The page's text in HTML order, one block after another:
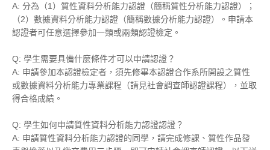
A: 分為（1）質性資料分析能力認證（簡稱質性分析能力認證）；
（2）數據資料分析能力認證（簡稱數據分析能力認證）。申請本
認證者可任意選擇參加一類或兩類認證檢定。
Q: 學生需要具備什麼條件才可以申請認證？
A: 申請參加本認證檢定者，須先修畢本認證合作系所開設之質性
或數據資料分析能力專業課程（請見社會調查師認證課程），並取
得合格成績。
Q: 學生如何申請質性資料分析能力認證認證？
A: 申請質性資料分析能力認證的同學，請完成修課、質性作品發